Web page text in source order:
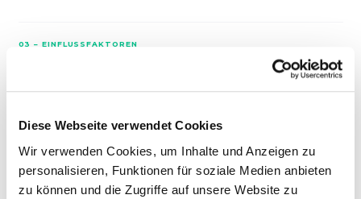
Diese Webseite verwendet Cookies
Wir verwenden Cookies, um Inhalte und Anzeigen zu
personalisieren, Funktionen für soziale Medien anbieten
zu können und die Zugriffe auf unsere Website zu
03 – EINFLUSSFAKTOREN
Linoleum.
Möblierung:Leere Räume = hoher Leistungswert.